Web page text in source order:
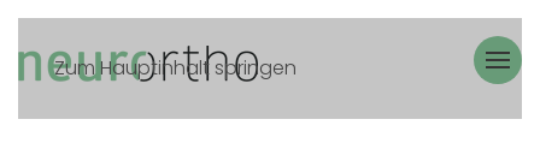
Zum Hauptinhalt springen